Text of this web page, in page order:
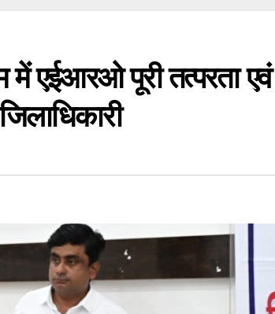
में एईआरओ पूरी तत्परता एवं